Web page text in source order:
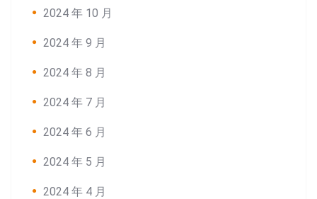
2024 年 10 月
2024 年 9 月
2024 年 8 月
2024 年 7 月
2024 年 6 月
2024 年 5 月
2024 年 4 月